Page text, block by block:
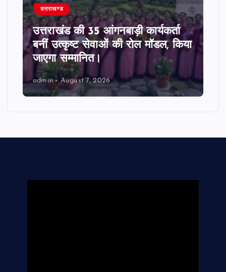
उत्तराखण्ड
उत्तराखंड की 35 आंगनबाड़ी कार्यकर्ता
बनीं उत्कृष्ट सेवाओं की रोल मॉडल, किया
जाएगा सम्मानित।
admin August 7, 2026